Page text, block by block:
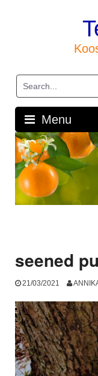
Menu
seened
21/03/2021